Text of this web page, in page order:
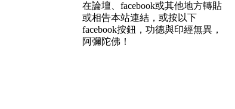
在論壇、facebook或其他地方轉貼
或相告本站連結，或按以下
facebook按鈕，功德與印經無異，
阿彌陀佛！